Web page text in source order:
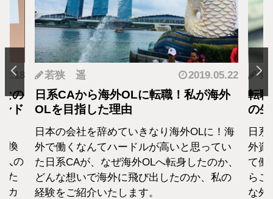
の
ド
換
人の
た
カ
若狭 遥 2019.05.22
日系CAから海外OLに転職！私が海外
OLを目指した理由
日本の会社を辞めていきなり海外OLに！海
外で働くなんてハードルが高いと思ってい
た日系CAが、なぜ海外OLへ転身したのか、
どんな想いで海外に飛び出したのか、私の
経験をご紹介いたします。
羽
転
の
日
外資
て働
らこ
な外